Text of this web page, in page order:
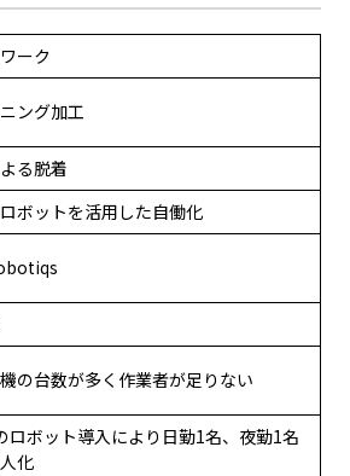
ーク
ング加工
る脱着
ボットを活用した自働化
の台数が多く作業者が足りない
ロボット導入により日勤1名、夜勤1名
化